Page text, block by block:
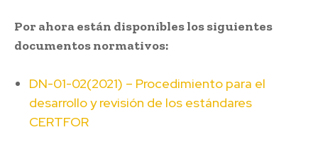
Por ahora están disponibles los siguientes
documentos normativos:
DN-01-02(2021) – Procedimiento para el
desarrollo y revisión de los estándares
CERTFOR